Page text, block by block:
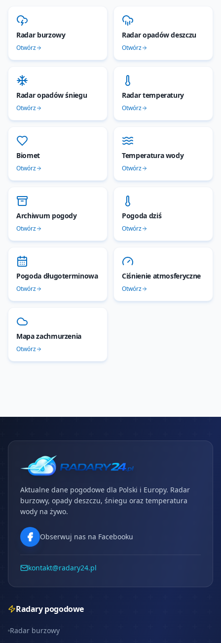
Radar burzowy
Otwórz
Radar opadów deszczu
Otwórz
Radar opadów śniegu
Otwórz
Radar temperatury
Otwórz
Biomet
Otwórz
Temperatura wody
Otwórz
Archiwum pogody
Otwórz
Pogoda dziś
Otwórz
Pogoda długoterminowa
Otwórz
Ciśnienie atmosferyczne
Otwórz
Mapa zachmurzenia
Otwórz
Aktualne dane pogodowe dla Polski i Europy. Radar
burzowy, opady deszczu, śniegu oraz temperatura
wody na żywo.
Obserwuj nas na Facebooku
kontakt@radary24.pl
Radary pogodowe
Radar burzowy